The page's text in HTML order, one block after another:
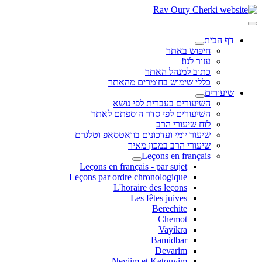
דף הבית
חיפוש באתר
עזור לנו!
כתוב למנהל האתר
כללי שימוש בחומרים מהאתר
שיעורים
השיעורים בעברית לפי נושא
השיעורים לפי סדר הוספתם לאתר
לוח שיעורי הרב
שיעור יומי ועדכונים בוואטסאפ וטלגרם
שיעורי הרב במכון מאיר
Leçons en français
Leçons en français - par sujet
Leçons par ordre chronologique
L'horaire des leçons
Les fêtes juives
Berechite
Chemot
Vayikra
Bamidbar
Devarim